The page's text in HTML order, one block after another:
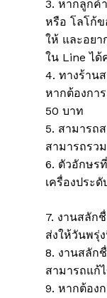
3. หากลูกค้
หรือ โลโก้ข
ให้ และอยา
ใน Line ได้
4. ทางร้าน
หากต้องกา
50 บาท
5. สามารถ
สามารถรว
6. ตัวอักษร
เครื่องประ
7. งานสลัก
ส่งให้วันพรุ่
8. งานสลัก
สามารถแก้
9. หากต้อง